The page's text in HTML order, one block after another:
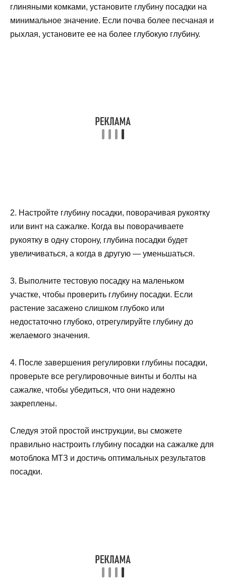
глиняными комками, установите глубину посадки на
минимальное значение. Если почва более песчаная и
рыхлая, установите ее на более глубокую глубину.
2. Настройте глубину посадки, поворачивая рукоятку
или винт на сажалке. Когда вы поворачиваете
рукоятку в одну сторону, глубина посадки будет
увеличиваться, а когда в другую — уменьшаться.
3. Выполните тестовую посадку на маленьком
участке, чтобы проверить глубину посадки. Если
растение засажено слишком глубоко или
недостаточно глубоко, отрегулируйте глубину до
желаемого значения.
4. После завершения регулировки глубины посадки,
проверьте все регулировочные винты и болты на
сажалке, чтобы убедиться, что они надежно
закреплены.
Следуя этой простой инструкции, вы сможете
правильно настроить глубину посадки на сажалке для
мотоблока МТЗ и достичь оптимальных результатов
посадки.